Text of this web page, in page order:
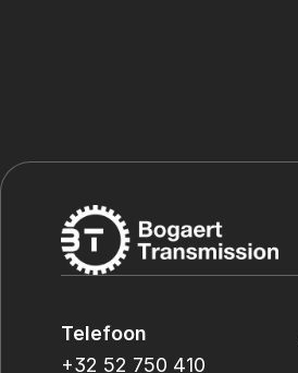
Telefoon
+32 52 750 410